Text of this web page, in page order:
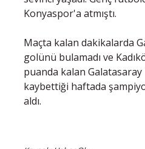
Konyaspor'a atmıştı.
Maçta kalan dakikalarda
golünü bulamadı ve
puanda kalan
kaybettiği haftada
aldı.